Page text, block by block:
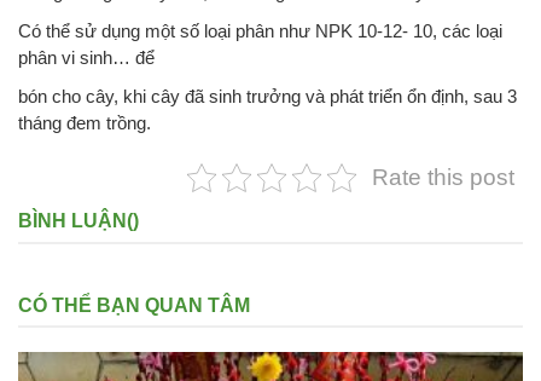
Có thể sử dụng một số loại phân như NPK 10-12- 10, các loại
phân vi sinh… để
bón cho cây, khi cây đã sinh trưởng và phát triển ổn định, sau 3
tháng đem trồng.
Rate this post
BÌNH LUẬN()
CÓ THỂ BẠN QUAN TÂM